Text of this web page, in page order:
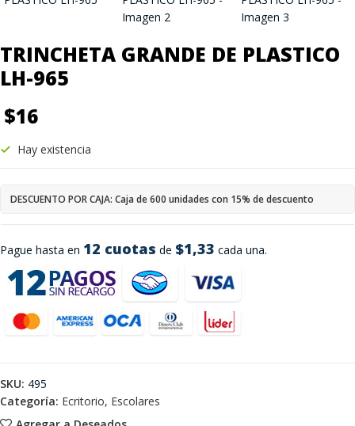
TRINCHETA GRANDE DE PLASTICO
LH-965
$16
Pague hasta en 12 cuotas de $1,33 cada una.
Hay existencia
DESCUENTO POR CAJA: Caja de 600 unidades con 15% de descuento
SKU: 495
Categoría: Ecritorio, Escolares